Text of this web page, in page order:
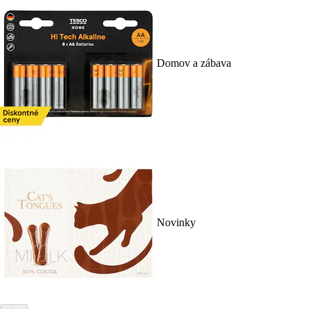
Domov a zábava
Novinky